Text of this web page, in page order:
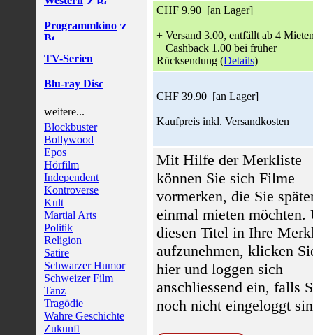
Programmkino
TV-Serien
Blu-ray Disc
weitere...
Blockbuster
Bollywood
Epos
Hörfilm
Independent
Kontroverse
Kult
Martial Arts
Politik
Religion
Satire
Schwarzer Humor
Schweizer Film
Tanz
Tragödie
Wahre Geschichte
Zukunft
CHF 9.90 [an Lager]
+ Versand 3.00, entfällt ab 4
− Cashback 1.00 bei früher
Rücksendung (Details)
CHF 39.90 [an Lager]
Kaufpreis inkl. Versandkosten
Mit Hilfe der Merkliste
können Sie sich Filme
vormerken, die Sie
einmal mieten möchten.
diesen Titel in Ihre
aufzunehmen, klicken
hier und loggen sich
anschliessend ein, falls
noch nicht eingeloggt